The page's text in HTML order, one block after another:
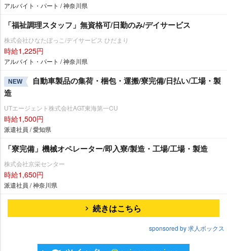
アルバイト・パート / 神奈川県
「福祉調理スタッフ」無資格可/日勤のみ/デイサービス
株式会社ひなたぼっこ/デイサービス ひだまり
時給1,225円
アルバイト・パート / 神奈川県
NEW
自動車製品の集荷・梱包・運搬/寮完備/日払い/工場・製
造
UTエージェント株式会社AGT東海第一CU
時給1,500円
派遣社員 / 愛知県
「寮完備」機械オペレーター/即入寮/製造・工場/工場・製造
株式会社京栄センター
時給1,650円
派遣社員 / 神奈川県
続きはこちら
sponsored by 求人ボックス